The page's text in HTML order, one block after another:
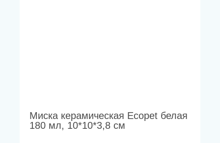
Миска керамическая Ecopet белая
180 мл, 10*10*3,8 см